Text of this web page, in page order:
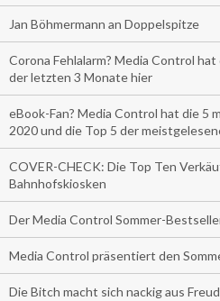
Jan Böhmermann an Doppelspitze
Corona Fehlalarm? Media Control
der letzten 3 Monate hier
eBook-Fan? Media Control hat die 5
2020 und die Top 5 der
COVER-CHECK: Die Top Ten
Bahnhofskiosken
Der Media Control Sommer-
Media Control präsentiert den
Die Bitch macht sich nackig aus